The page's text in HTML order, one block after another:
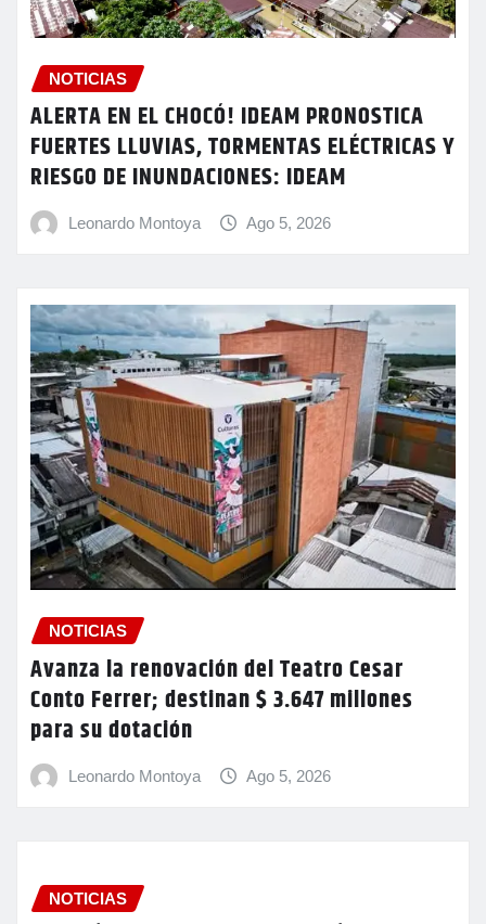
NOTICIAS
ALERTA EN EL CHOCÓ! IDEAM PRONOSTICA
FUERTES LLUVIAS, TORMENTAS ELÉCTRICAS Y
RIESGO DE INUNDACIONES: IDEAM
Leonardo Montoya Ago 5, 2026
NOTICIAS
Avanza la renovación del Teatro Cesar
Conto Ferrer; destinan $ 3.647 millones
para su dotación
Leonardo Montoya Ago 5, 2026
NOTICIAS